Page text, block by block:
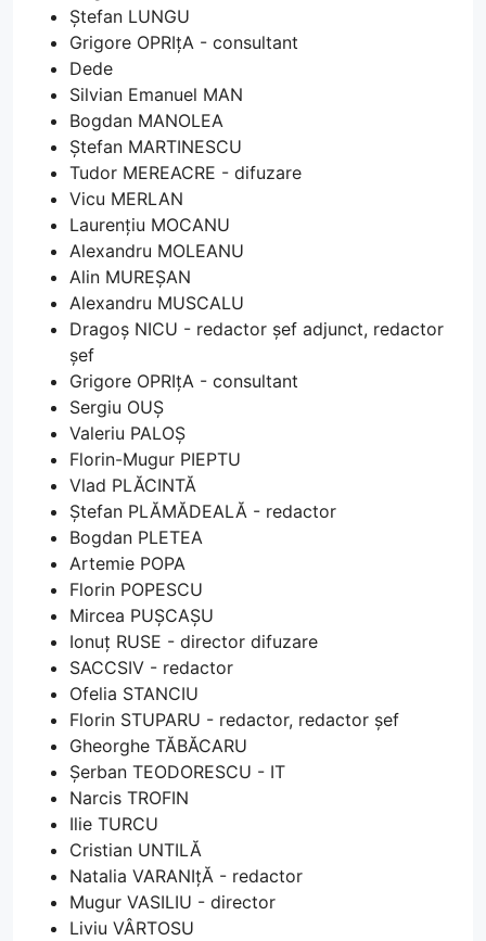
Ștefan LUNGU
Grigore OPRIțA - consultant
Dede
Silvian Emanuel MAN
Bogdan MANOLEA
Ștefan MARTINESCU
Tudor MEREACRE - difuzare
Vicu MERLAN
Laurențiu MOCANU
Alexandru MOLEANU
Alin MUREȘAN
Alexandru MUSCALU
Dragoș NICU - redactor șef adjunct, redactor
șef
Grigore OPRIțA - consultant
Sergiu OUȘ
Valeriu PALOȘ
Florin-Mugur PIEPTU
Vlad PLĂCINTĂ
Ștefan PLĂMĂDEALĂ - redactor
Bogdan PLETEA
Artemie POPA
Florin POPESCU
Mircea PUȘCAȘU
Ionuț RUSE - director difuzare
SACCSIV - redactor
Ofelia STANCIU
Florin STUPARU - redactor, redactor șef
Gheorghe TĂBĂCARU
Șerban TEODORESCU - IT
Narcis TROFIN
Ilie TURCU
Cristian UNTILĂ
Natalia VARANIțĂ - redactor
Mugur VASILIU - director
Liviu VÂRTOSU